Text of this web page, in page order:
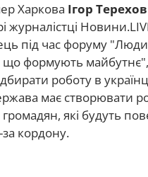
Харкова Ігор Терехов
журналістці
під час форуму "Люди
що формують
роботу в
має створювати
громадян, які будуть
кордону.